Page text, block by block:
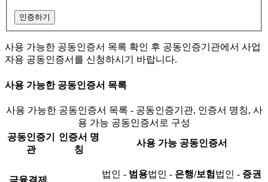
인증하기
사용 가능한 공동인증서 목록 확인 후 공동인증기관에서 사업
자용 공동인증서를 신청하시기 바랍니다.
사용 가능한 공동인증서 목록
사용 가능한 공동인증서 목록 - 공동인증기관, 인증서 명칭, 사
용 가능 공동인증서로 구성
공동인증기
관
인증서 명
칭
사용 가능 공동인증서
금융결제
법인 - 범용법인 - 은행/보험 법인 - 증권